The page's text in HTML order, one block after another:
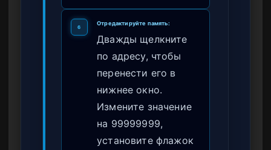
6
Отредактируйте память:
Дважды щелкните
по адресу, чтобы
перенести его в
нижнее окно.
Измените значение
на 99999999,
установите флажок